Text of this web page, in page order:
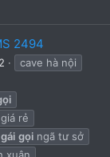
2494
cave hà nội
giá rẻ
gái gọi ngã tư sở